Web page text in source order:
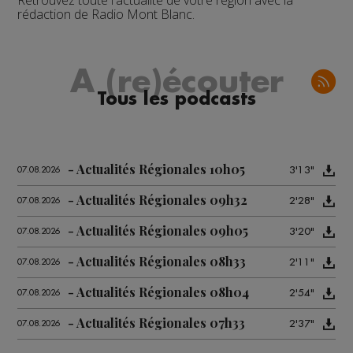
rédaction de Radio Mont Blanc.
A (re)écouter
Tous les podcasts
07.08.2026 Actualités Régionales 10h05 3'13"
07.08.2026 Actualités Régionales 09h32 2'28"
07.08.2026 Actualités Régionales 09h05 3'20"
07.08.2026 Actualités Régionales 08h33 2'11"
07.08.2026 Actualités Régionales 08h04 2'54"
07.08.2026 Actualités Régionales 07h33 2'37"